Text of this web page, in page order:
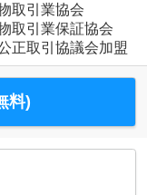
取引業協会
取引業保証協会
正取引協議会加盟
料)